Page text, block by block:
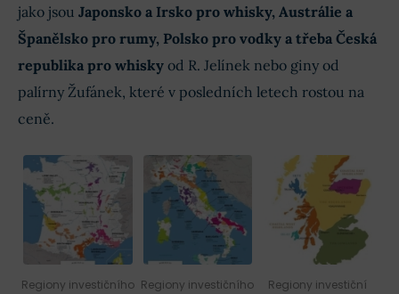
jako jsou Japonsko a Irsko pro whisky, Austrálie a
Španělsko pro rumy, Polsko pro vodky a třeba Česká
republika pro whisky od R. Jelínek nebo giny od
palírny Žufánek, které v posledních letech rostou na
ceně.
Regiony investičního Regiony investičního
Regiony investiční